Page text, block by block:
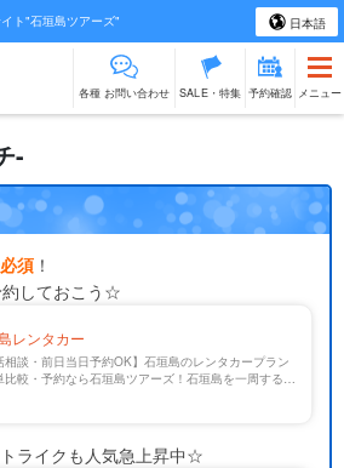
ト"石垣島ツアーズ" 日本語
各種 お問い合わせ SALE・特集 予約確認 メニュー
-
須 ！
しておこう☆
レンタカー
相談・前日当日予約OK】石垣島のレンタカープラン
比較・予約なら石垣島ツアーズ！石垣島を一周するに
り。レンタカー以外の移動手段もご紹介！
ライクも人気急上昇中☆